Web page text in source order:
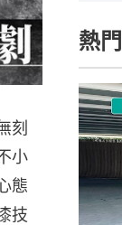
刻
小
態
技
熱